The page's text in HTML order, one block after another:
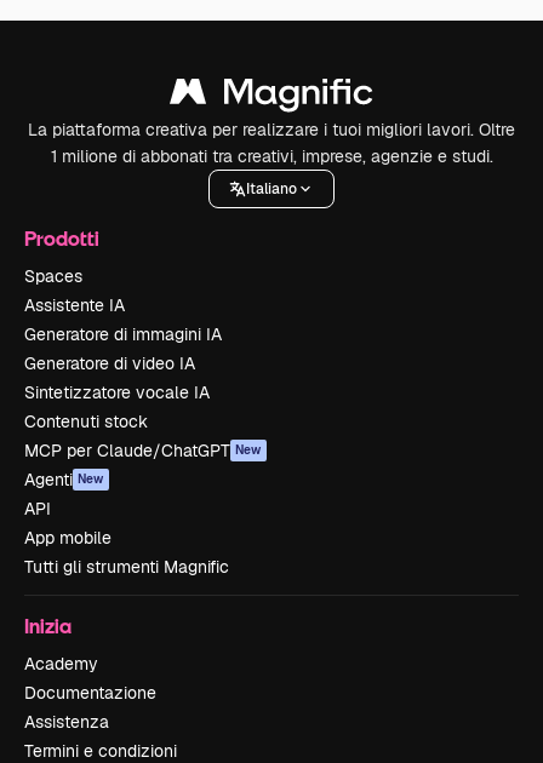
La piattaforma creativa per realizzare i tuoi migliori lavori. Oltre
1 milione di abbonati tra creativi, imprese, agenzie e studi.
Italiano
Prodotti
Spaces
Assistente IA
Generatore di immagini IA
Generatore di video IA
Sintetizzatore vocale IA
Contenuti stock
MCP per Claude/ChatGPT New
Agenti New
API
App mobile
Tutti gli strumenti Magnific
Inizia
Academy
Documentazione
Assistenza
Termini e condizioni